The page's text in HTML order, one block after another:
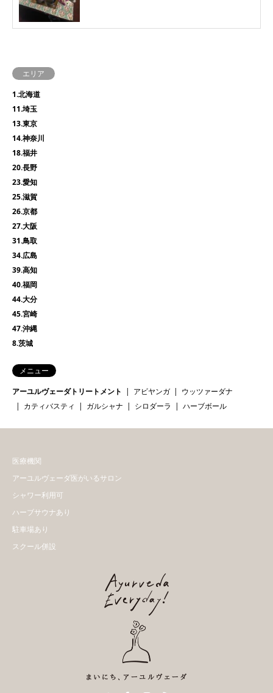
エリア
1.北海道
11.埼玉
13.東京
14.神奈川
18.福井
20.長野
23.愛知
25.滋賀
26.京都
27.大阪
31.鳥取
34.広島
39.高知
40.福岡
44.大分
45.宮崎
47.沖縄
8.茨城
メニュー
アーユルヴェーダトリートメント
アビヤンガ
ウッツァーダナ
カティバスティ
ガルシャナ シロダーラ ハーブボール
医療機関
アーユルヴェーダ医がいるサロン
シャワー利用可
ハーブサウナあり
駐車場あり
スクール併設